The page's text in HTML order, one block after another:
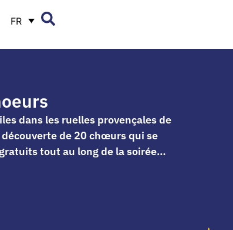
FR
dans les ruelles provençales de
de 20 chœurs qui se
tout au long de la soirée…